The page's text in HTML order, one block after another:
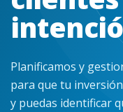
Planificamos y
para que tu
y puedas identificar